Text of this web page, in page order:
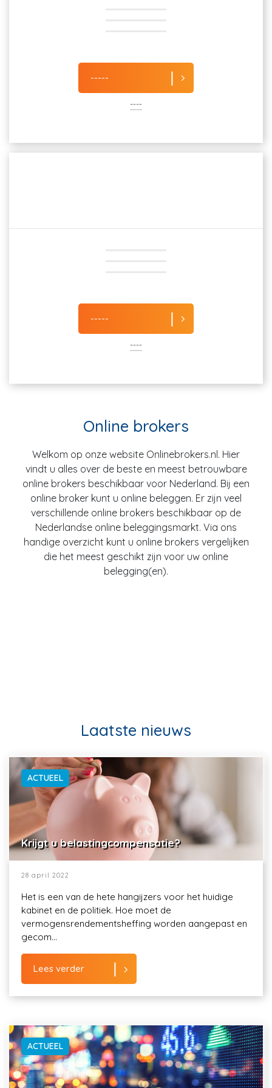
-----
----
-----
----
Online brokers
Welkom op onze website Onlinebrokers.nl. Hier
vindt u alles over de beste en meest betrouwbare
online brokers beschikbaar voor Nederland. Bij een
online broker kunt u online beleggen. Er zijn veel
verschillende online brokers beschikbaar op de
Nederlandse online beleggingsmarkt. Via ons
handige overzicht kunt u online brokers vergelijken
die het meest geschikt zijn voor uw online
belegging(en).
Laatste nieuws
ACTUEEL
Krijgt u belastingcompensatie?
28 april 2022
Het is een van de hete hangijzers voor het huidige
kabinet en de politiek. Hoe moet de
vermogensrendementsheffing worden aangepast en
gecom...
Lees verder
ACTUEEL